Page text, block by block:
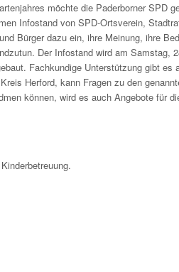
möchte die Paderborner SPD
Infostand von SPD-Ortsverein,
Bürger dazu ein, ihre Meinung, ihre
Der Infostand wird am Samstag,
Fachkundige Unterstützung gibt es
Herford, kann Fragen zu den
können, wird es auch Angebote für